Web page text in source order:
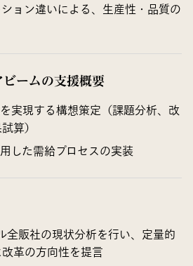
ョン違いによる、生産性・品質の
ームの支援概要
実現する構想策定（課題分析、改
算）
した需給プロセスの実装
全販社の現状分析を行い、定量的
革の方向性を提言